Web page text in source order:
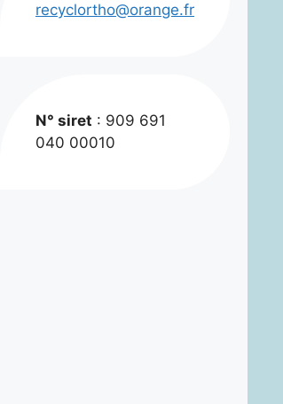
recyclortho@orange.fr
N° siret : 909 691
040 00010